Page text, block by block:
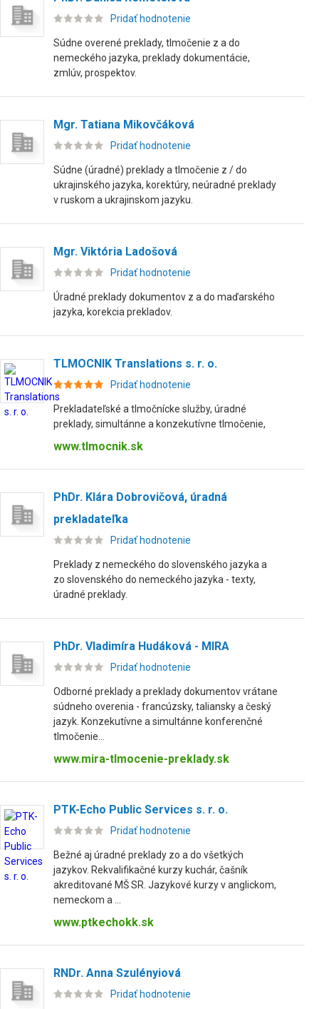
Pridať hodnotenie
Súdne overené preklady, tlmočenie z a do
nemeckého jazyka, preklady dokumentácie,
zmlúv, prospektov.
Mgr. Tatiana Mikovčáková
Pridať hodnotenie
Súdne (úradné) preklady a tlmočenie z / do
ukrajinského jazyka, korektúry, neúradné preklady
v ruskom a ukrajinskom jazyku.
Mgr. Viktória Ladošová
Pridať hodnotenie
Úradné preklady dokumentov z a do maďarského
jazyka, korekcia prekladov.
TLMOCNIK Translations s. r. o.
Pridať hodnotenie
Prekladateľské a tlmočnícke služby, úradné
preklady, simultánne a konzekutívne tlmočenie,
www.tlmocnik.sk
PhDr. Klára Dobrovičová, úradná
prekladateľka
Pridať hodnotenie
Preklady z nemeckého do slovenského jazyka a
zo slovenského do nemeckého jazyka - texty,
úradné preklady.
PhDr. Vladimíra Hudáková - MIRA
Pridať hodnotenie
Odborné preklady a preklady dokumentov vrátane
súdneho overenia - francúzsky, taliansky a český
jazyk. Konzekutívne a simultánne konferenčné
tlmočenie...
www.mira-tlmocenie-preklady.sk
PTK-Echo Public Services s. r. o.
Pridať hodnotenie
Bežné aj úradné preklady zo a do všetkých
jazykov. Rekvalifikačné kurzy kuchár, čašník
akreditované MŠ SR. Jazykové kurzy v anglickom,
nemeckom a ...
www.ptkechokk.sk
RNDr. Anna Szulényiová
Pridať hodnotenie